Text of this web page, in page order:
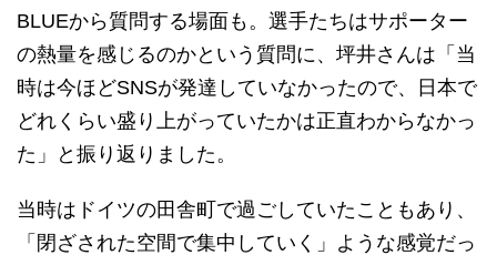
BLUEから質問する場面も。選手たちはサポーター
の熱量を感じるのかという質問に、坪井さんは「当
時は今ほどSNSが発達していなかったので、日本で
どれくらい盛り上がっていたかは正直わからなかっ
た」と振り返りました。
当時はドイツの田舎町で過ごしていたこともあり、
「閉ざされた空間で集中していく」ような感覚だっ